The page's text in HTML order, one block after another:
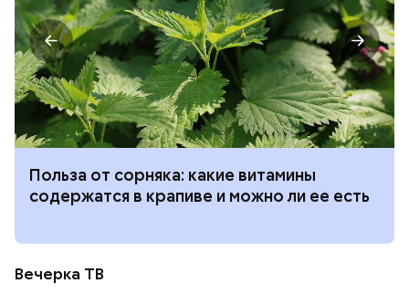
Польза от сорняка: какие витамины
содержатся в крапиве и можно ли ее есть
Вечерка ТВ